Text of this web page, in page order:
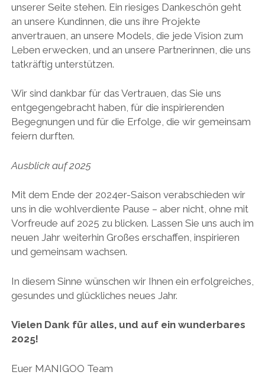
unserer Seite stehen. Ein riesiges Dankeschön geht
an unsere Kundinnen, die uns ihre Projekte
anvertrauen, an unsere Models, die jede Vision zum
Leben erwecken, und an unsere Partnerinnen, die uns
tatkräftig unterstützen.
Wir sind dankbar für das Vertrauen, das Sie uns
entgegengebracht haben, für die inspirierenden
Begegnungen und für die Erfolge, die wir gemeinsam
feiern durften.
Ausblick auf 2025
Mit dem Ende der 2024er-Saison verabschieden wir
uns in die wohlverdiente Pause – aber nicht, ohne mit
Vorfreude auf 2025 zu blicken. Lassen Sie uns auch im
neuen Jahr weiterhin Großes erschaffen, inspirieren
und gemeinsam wachsen.
In diesem Sinne wünschen wir Ihnen ein erfolgreiches,
gesundes und glückliches neues Jahr.
Vielen Dank für alles, und auf ein wunderbares
2025!
Euer MANIGOO Team